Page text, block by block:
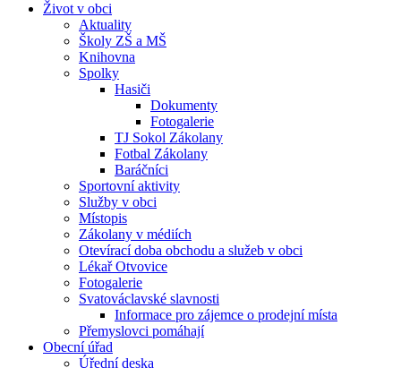
Život v obci
Aktuality
Školy ZŠ a MŠ
Knihovna
Spolky
Hasiči
Dokumenty
Fotogalerie
TJ Sokol Zákolany
Fotbal Zákolany
Baráčníci
Sportovní aktivity
Služby v obci
Místopis
Zákolany v médiích
Otevírací doba obchodu a služeb v obci
Lékař Otvovice
Fotogalerie
Svatováclavské slavnosti
Informace pro zájemce o prodejní místa
Přemyslovci pomáhají
Obecní úřad
Úřední deska